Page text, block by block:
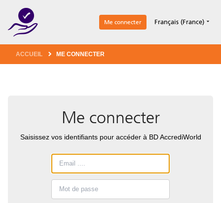
Me connecter Français (France)
ACCUEIL ME CONNECTER
Me connecter
Saisissez vos identifiants pour accéder à BD AccrediWorld